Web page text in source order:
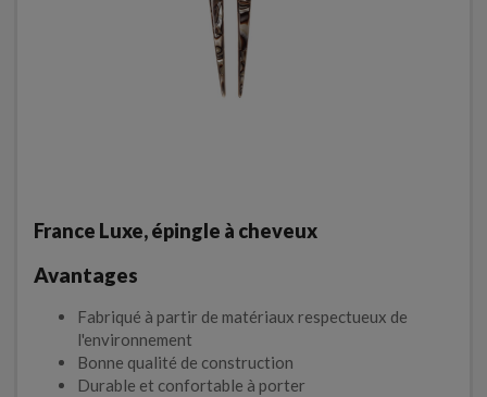
France Luxe, épingle à cheveux
Avantages
Fabriqué à partir de matériaux respectueux de
l'environnement
Bonne qualité de construction
Durable et confortable à porter